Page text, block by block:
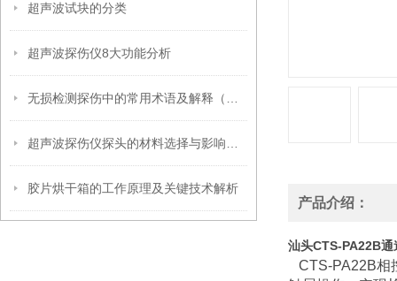
超声波试块的分类
超声波探伤仪8大功能分析
胶片烘干箱的工作原理及关键技术解析
产品介绍：
汕头CTS-PA22B
CTS-PA22B相